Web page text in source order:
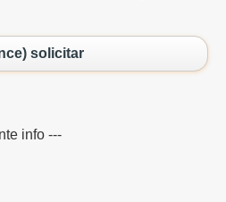
solicitar
info ---